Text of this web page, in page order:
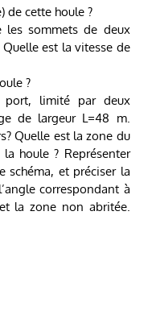
de cette houle ?
les sommets de deux
est la vitesse de
?
port, limité par deux
de largeur L=48 m.
Quelle est la zone du
houle ? Représenter
schéma, et préciser la
correspondant à
la zone non abritée.